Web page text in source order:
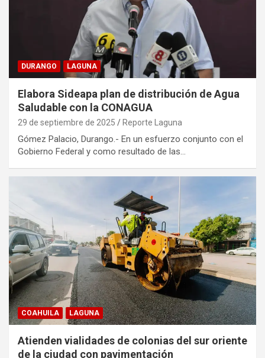
DURANGO LAGUNA
Elabora Sideapa plan de distribución de Agua
Saludable con la CONAGUA
29 de septiembre de 2025 Reporte Laguna
Gómez Palacio, Durango.- En un esfuerzo conjunto con el
Gobierno Federal y como resultado de las…
COAHUILA LAGUNA
Atienden vialidades de colonias del sur oriente
de la ciudad con pavimentación